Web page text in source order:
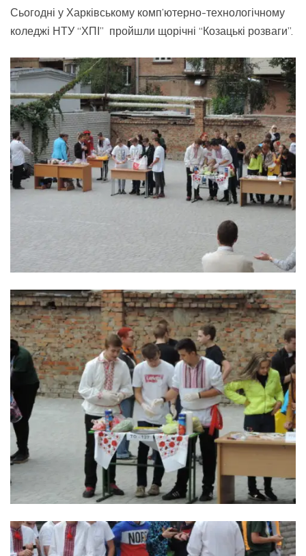
Сьогодні у Харківському комп’ютерно-технологічному
коледжі НТУ “ХПІ” пройшли щорічні “Козацькі розваги”.